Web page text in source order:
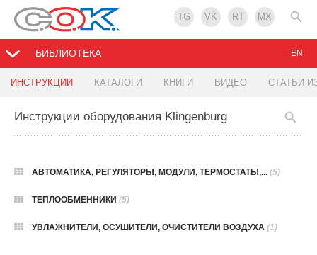
TG VK RT MX
БИБЛИОТЕКА
ИНСТРУКЦИИ КАТАЛОГИ КНИГИ ВИДЕО СТАТЬИ
EN
Инструкции оборудования Klingenburg
АВТОМАТИКА, РЕГУЛЯТОРЫ, МОДУЛИ, ТЕРМОСТАТЫ,... (5)
ТЕПЛООБМЕННИКИ (5)
УВЛАЖНИТЕЛИ, ОСУШИТЕЛИ, ОЧИСТИТЕЛИ ВОЗДУХА (1)